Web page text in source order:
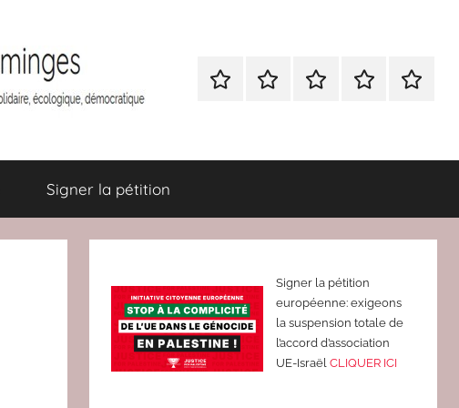
Nous
BULLETIN
Attac
Nous
ATTAC
Signer
Signer la pétition
Signer la pétition
européenne: exigeons
la suspension totale de
l’accord d’association
UE-Israël CLIQUER ICI